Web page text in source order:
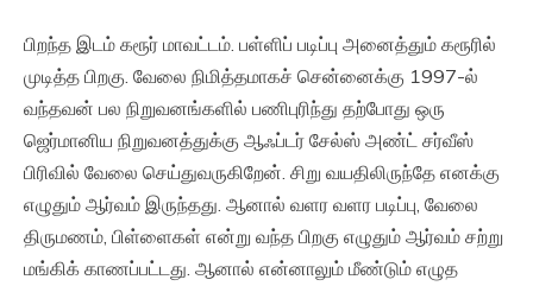
பிறந்த இடம் கரூர் மாவட்டம். பள்ளிப் படிப்பு அனைத்தும் கரூரில்
முடித்த பிறகு. வேலை நிமித்தமாகச் சென்னைக்கு 1997-ல்
வந்தவன் பல நிறுவனங்களில் பணிபுரிந்து தற்போது ஒரு
ஜெர்மானிய நிறுவனத்துக்கு ஆஃப்டர் சேல்ஸ் அண்ட் சர்வீஸ்
பிரிவில் வேலை செய்துவருகிறேன். சிறு வயதிலிருந்தே எனக்கு
எழுதும் ஆர்வம் இருந்தது. ஆனால் வளர வளர படிப்பு, வேலை
திருமணம், பிள்ளைகள் என்று வந்த பிறகு எழுதும் ஆர்வம் சற்று
மங்கிக் காணப்பட்டது. ஆனால் என்னாலும் மீண்டும் எழுத